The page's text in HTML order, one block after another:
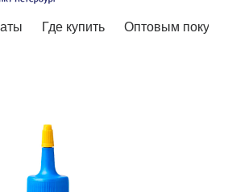
Где купить Оптовым